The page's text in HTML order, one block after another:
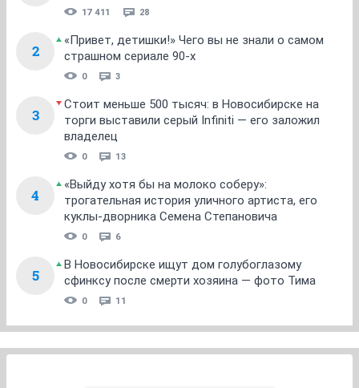
17 411 28
2
«Привет, детишки!» Чего вы не знали о самом
страшном сериале 90-х
0 3
3
Стоит меньше 500 тысяч: в Новосибирске на
торги выставили серый Infiniti — его заложил
владелец
0 13
4
«Выйду хотя бы на молоко соберу»:
трогательная история уличного артиста, его
куклы-дворника Семена Степановича
0 6
5
В Новосибирске ищут дом голубоглазому
сфинксу после смерти хозяина — фото Тима
0 11